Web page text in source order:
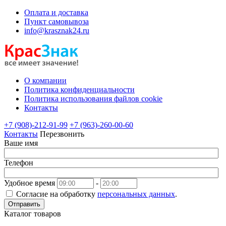
Оплата и доставка
Пункт самовывоза
info@krasznak24.ru
О компании
Политика конфиденциальности
Политика использования файлов cookie
Контакты
+7 (908)-212-91-99 +7 (963)-260-00-60
Контакты Перезвонить
Ваше имя
Телефон
Удобное время
-
Согласие на обработку персональных данных.
Отправить
Каталог товаров